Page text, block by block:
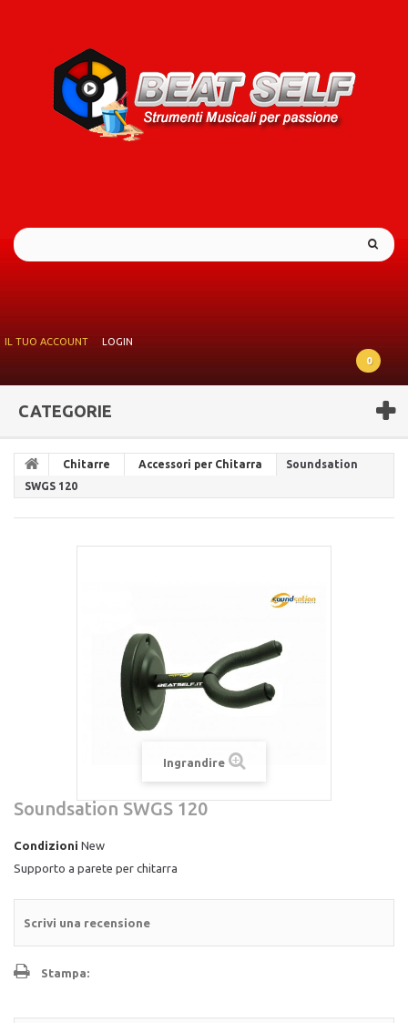
IL TUO ACCOUNT
LOGIN
0
CATEGORIE
Chitarre Accessori per Chitarra
Soundsation
SWGS 120
Ingrandire
Soundsation SWGS 120
Condizioni New
Supporto a parete per chitarra
Scrivi una recensione
Stampa: